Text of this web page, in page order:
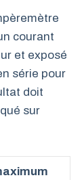
courant
et exposé
série pour
doit
sur